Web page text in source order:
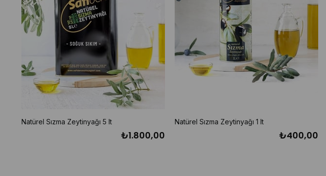
Natürel Sızma Zeytinyağı 5 lt
₺1.800,00
Natürel Sızma Zeytinyağı 1 lt
₺400,00